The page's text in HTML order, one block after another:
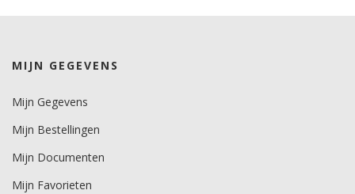
MIJN GEGEVENS
Mijn Gegevens
Mijn Bestellingen
Mijn Documenten
Mijn Favorieten